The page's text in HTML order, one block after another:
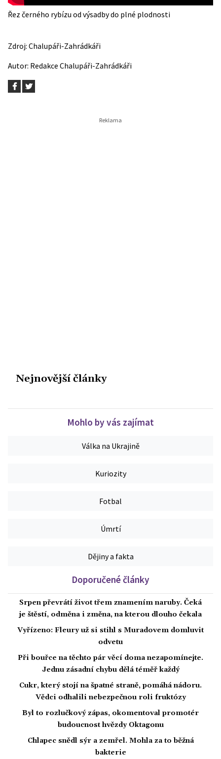
Řez černého rybízu od výsadby do plné plodnosti
Zdroj: Chalupáři-Zahrádkáři
Autor: Redakce Chalupáři-Zahrádkáři
Nejnovější články
Mohlo by vás zajímat
Válka na Ukrajině
Kuriozity
Fotbal
Úmrtí
Dějiny a fakta
Doporučené články
Srpen převrátí život třem znamením naruby. Čeká
je štěstí, odměna i změna, na kterou dlouho čekala
Vyřízeno: Fleury už si stihl s Muradovem domluvit
odvetu
Při bouřce na těchto pár věcí doma nezapomínejte.
Jednu zásadní chybu dělá téměř každý
Cukr, který stojí na špatné straně, pomáhá nádoru.
Vědci odhalili nebezpečnou roli fruktózy
Byl to rozlučkový zápas, okomentoval promotér
budoucnost hvězdy Oktagonu
Chlapec snědl sýr a zemřel. Mohla za to běžná
bakterie